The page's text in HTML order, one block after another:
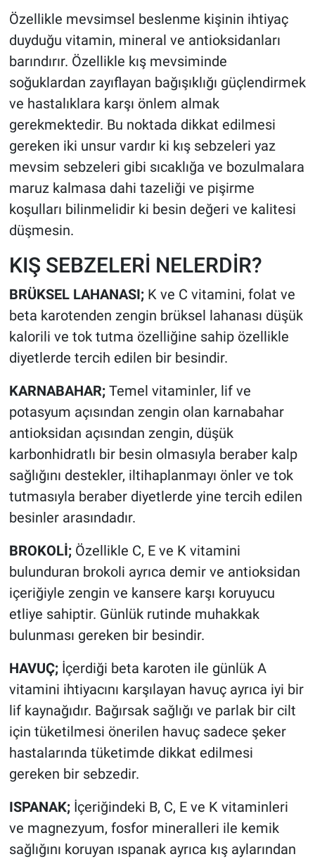
Özellikle mevsimsel beslenme kişinin ihtiyaç
duyduğu vitamin, mineral ve antioksidanları
barındırır. Özellikle kış mevsiminde
soğuklardan zayıflayan bağışıklığı güçlendirmek
ve hastalıklara karşı önlem almak
gerekmektedir. Bu noktada dikkat edilmesi
gereken iki unsur vardır ki kış sebzeleri yaz
mevsim sebzeleri gibi sıcaklığa ve bozulmalara
maruz kalmasa dahi tazeliği ve pişirme
koşulları bilinmelidir ki besin değeri ve kalitesi
düşmesin.
KIŞ SEBZELERİ NELERDİR?
BRÜKSEL LAHANASI; K ve C vitamini, folat ve
beta karotenden zengin brüksel lahanası düşük
kalorili ve tok tutma özelliğine sahip özellikle
diyetlerde tercih edilen bir besindir.
KARNABAHAR; Temel vitaminler, lif ve
potasyum açısından zengin olan karnabahar
antioksidan açısından zengin, düşük
karbonhidratlı bir besin olmasıyla beraber kalp
sağlığını destekler, iltihaplanmayı önler ve tok
tutmasıyla beraber diyetlerde yine tercih edilen
besinler arasındadır.
BROKOLİ; Özellikle C, E ve K vitamini
bulunduran brokoli ayrıca demir ve antioksidan
içeriğiyle zengin ve kansere karşı koruyucu
etliye sahiptir. Günlük rutinde muhakkak
bulunması gereken bir besindir.
HAVUÇ; İçerdiği beta karoten ile günlük A
vitamini ihtiyacını karşılayan havuç ayrıca iyi bir
lif kaynağıdır. Bağırsak sağlığı ve parlak bir cilt
için tüketilmesi önerilen havuç sadece şeker
hastalarında tüketimde dikkat edilmesi
gereken bir sebzedir.
ISPANAK; İçeriğindeki B, C, E ve K vitaminleri
ve magnezyum, fosfor mineralleri ile kemik
sağlığını koruyan ıspanak ayrıca kış aylarından